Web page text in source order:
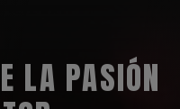
LA PASIÓN